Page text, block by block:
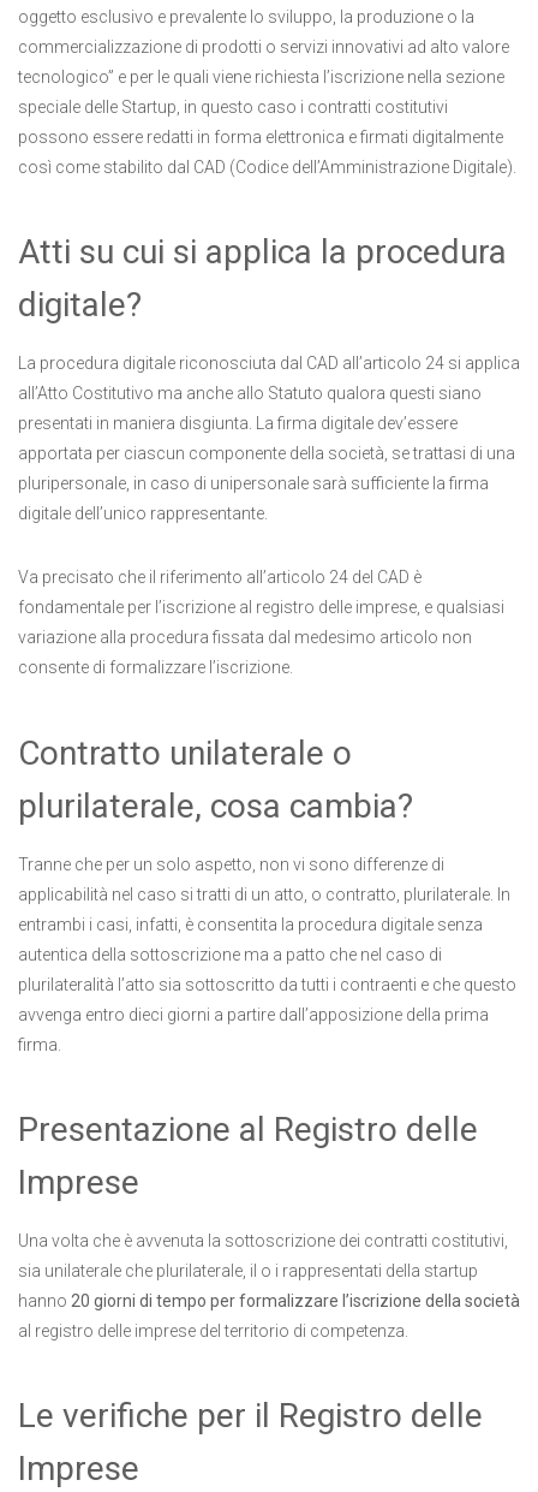
oggetto esclusivo e prevalente lo sviluppo, la produzione o la
commercializzazione di prodotti o servizi innovativi ad alto valore
tecnologico” e per le quali viene richiesta l’iscrizione nella sezione
speciale delle Startup, in questo caso i contratti costitutivi
possono essere redatti in forma elettronica e firmati digitalmente
così come stabilito dal CAD (Codice dell’Amministrazione Digitale).
Atti su cui si applica la procedura
digitale?
La procedura digitale riconosciuta dal CAD all’articolo 24 si applica
all’Atto Costitutivo ma anche allo Statuto qualora questi siano
presentati in maniera disgiunta. La firma digitale dev’essere
apportata per ciascun componente della società, se trattasi di una
pluripersonale, in caso di unipersonale sarà sufficiente la firma
digitale dell’unico rappresentante.
Va precisato che il riferimento all’articolo 24 del CAD è
fondamentale per l’iscrizione al registro delle imprese, e qualsiasi
variazione alla procedura fissata dal medesimo articolo non
consente di formalizzare l’iscrizione.
Contratto unilaterale o
plurilaterale, cosa cambia?
Tranne che per un solo aspetto, non vi sono differenze di
applicabilità nel caso si tratti di un atto, o contratto, plurilaterale. In
entrambi i casi, infatti, è consentita la procedura digitale senza
autentica della sottoscrizione ma a patto che nel caso di
plurilateralità l’atto sia sottoscritto da tutti i contraenti e che questo
avvenga entro dieci giorni a partire dall’apposizione della prima
firma.
Presentazione al Registro delle
Imprese
Una volta che è avvenuta la sottoscrizione dei contratti costitutivi,
sia unilaterale che plurilaterale, il o i rappresentati della startup
hanno 20 giorni di tempo per formalizzare l’iscrizione della società
al registro delle imprese del territorio di competenza.
Le verifiche per il Registro delle
Imprese